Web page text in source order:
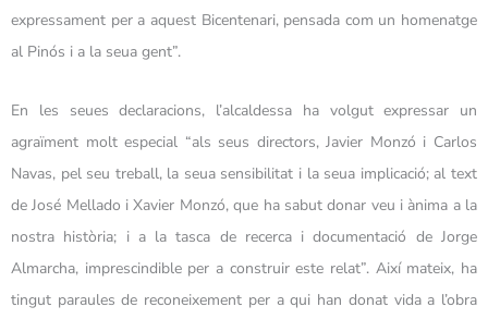
expressament per a aquest Bicentenari, pensada com un homenatge
al Pinós i a la seua gent”.
En les seues declaracions, l’alcaldessa ha volgut expressar un
agraïment molt especial “als seus directors, Javier Monzó i Carlos
Navas, pel seu treball, la seua sensibilitat i la seua implicació; al text
de José Mellado i Xavier Monzó, que ha sabut donar veu i ànima a la
nostra història; i a la tasca de recerca i documentació de Jorge
Almarcha, imprescindible per a construir este relat”. Així mateix, ha
tingut paraules de reconeixement per a qui han donat vida a l’obra